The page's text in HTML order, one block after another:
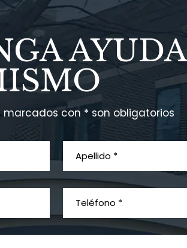
AYUDA
marcados con * son obligatorios